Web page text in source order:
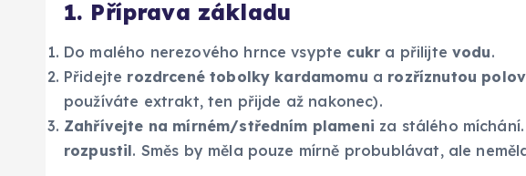
1. Příprava základu
Do malého nerezového hrnce vsypte cukr a přilijtevodu.
Přidejte rozdrcené tobolky kardamomu a rozříznutou
používáte extrakt, ten přijde až nakonec).
Zahřívejte na mírném/středním plameni za stálého
rozpustil. Směs by měla pouze mírně probublávat, ale